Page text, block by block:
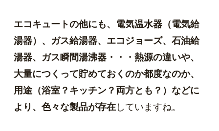
エコキュートの他にも、電気温水器（電気給
湯器）、ガス給湯器、エコジョーズ、石油給
湯器、ガス瞬間湯沸器・・・熱源の違いや、
大量につくって貯めておくのか都度なのか、
用途（浴室？キッチン？両方とも？）などに
より、色々な製品が存在していますね。